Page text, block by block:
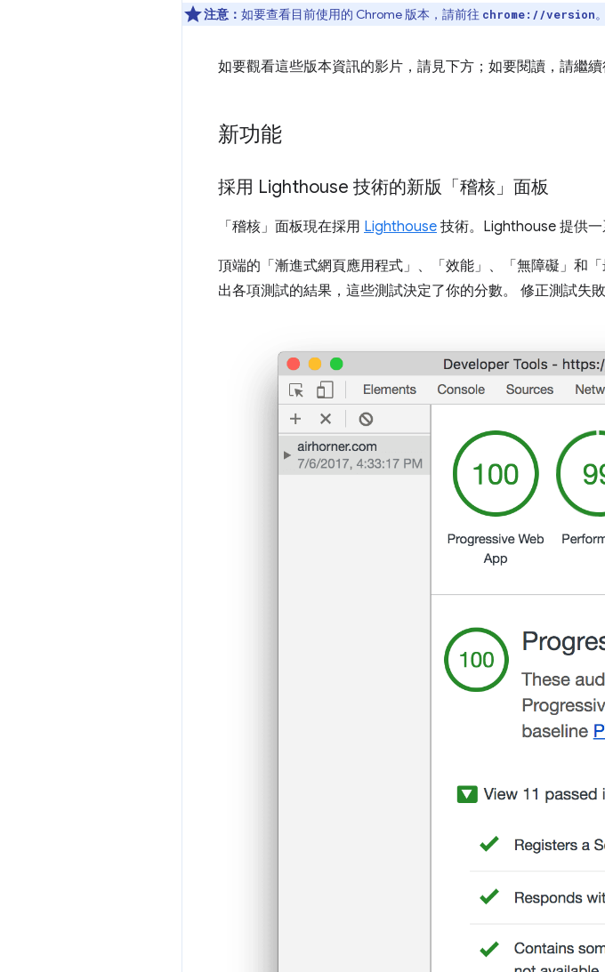
注意： 如要查看目前使用的 Chrome 版本，請前往 chrome://version
如要觀看這些版本資訊的影片，請見下方；如要閱讀，請繼續
新功能
採用 Lighthouse 技術的新版「稽核」面板
「稽核」面板現在採用 Lighthouse 技術。Lighthouse 提供一
頂端的「漸進式網頁應用程式」 、「效能」 、「無障礙」 和「
出各項測試的結果，這些測試決定了你的分數。 修正測試失